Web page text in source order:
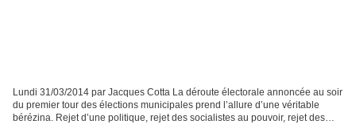
Lundi 31/03/2014 par Jacques Cotta La déroute électorale annoncée au soir
du premier tour des élections municipales prend l’allure d’une véritable
bérézina. Rejet d’une politique, rejet des socialistes au pouvoir, rejet des